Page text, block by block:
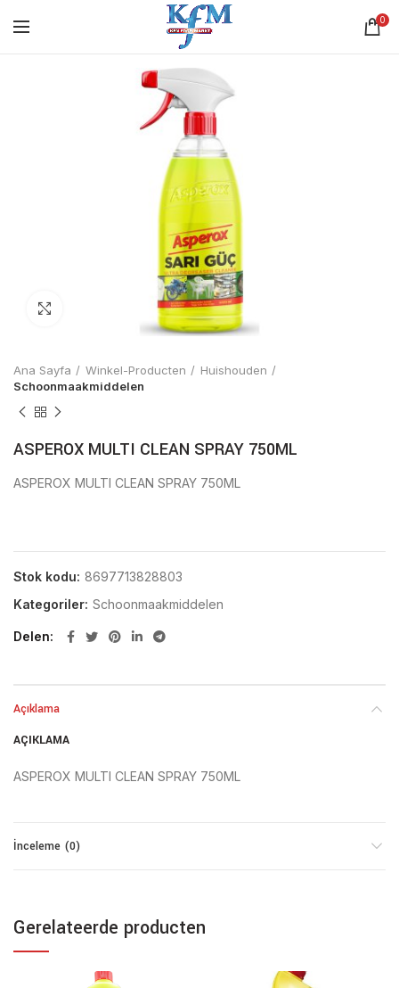
0
Ana Sayfa Winkel-Producten
Huishouden
Schoonmaakmiddelen
ASPEROX MULTI CLEAN SPRAY 750ML
ASPEROX MULTI CLEAN SPRAY 750ML
Stok kodu: 8697713828803
Kategoriler: Schoonmaakmiddelen
Delen
Açıklama
AÇIKLAMA
ASPEROX MULTI CLEAN SPRAY 750ML
İnceleme (0)
Gerelateerde producten